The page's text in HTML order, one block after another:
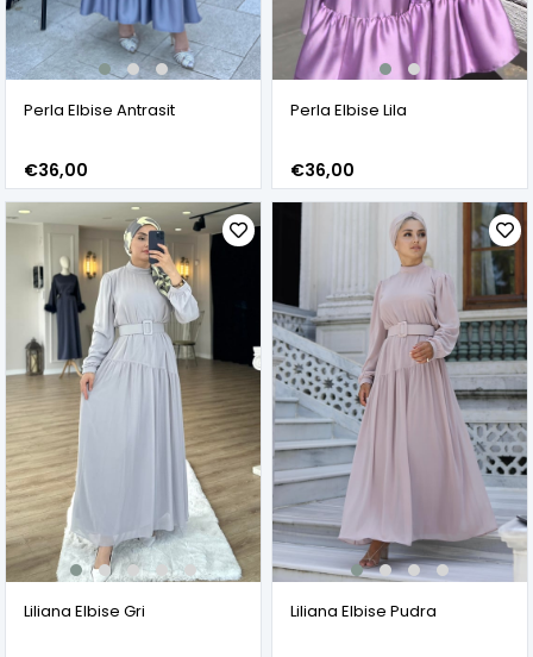
Perla Elbise Antrasit
€36,00
Perla Elbise Lila
€36,00
Liliana Elbise Gri Liliana Elbise Pudra